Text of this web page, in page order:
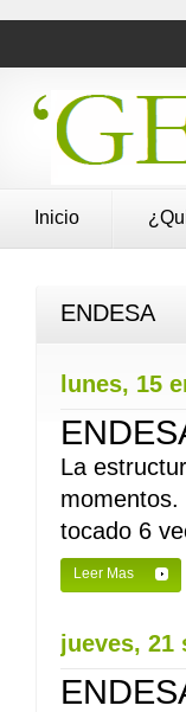
Inicio
ENDESA
lunes, 15
La
momentos.
tocado 6
Leer Mas
jueves, 21